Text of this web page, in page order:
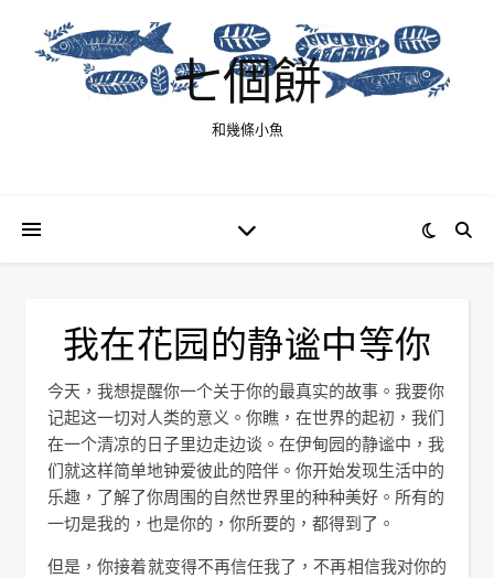
七個餅
和幾條小魚
我在花园的静谧中等你
今天，我想提醒你一个关于你的最真实的故事。我要你
记起这一切对人类的意义。你瞧，在世界的起初，我们
在一个清凉的日子里边走边谈。在伊甸园的静谧中，我
们就这样简单地钟爱彼此的陪伴。你开始发现生活中的
乐趣，了解了你周围的自然世界里的种种美好。所有的
一切是我的，也是你的，你所要的，都得到了。
但是，你接着就变得不再信任我了，不再相信我对你的